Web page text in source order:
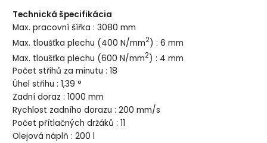
Technická špecifikácia
Max. pracovní šířka : 3080 mm
Max. tloušťka plechu (400 N/mm2) : 6 mm
Max. tloušťka plechu (600 N/mm2) : 4 mm
Počet střihů za minutu : 18
Úhel střihu : 1,39 °
Zadní doraz : 1000 mm
Rychlost zadního dorazu : 200 mm/s
Počet přítlačných držáků : 11
Olejová náplň : 200 l